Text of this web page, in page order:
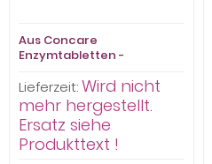
Aus Concare
Enzymtabletten -
werden Ote Wiper
Enzymtabletten 2 x 10 Tabs
Lieferzeit:Wird nicht
mehr hergestellt.
Ersatz siehe
Produkttext !